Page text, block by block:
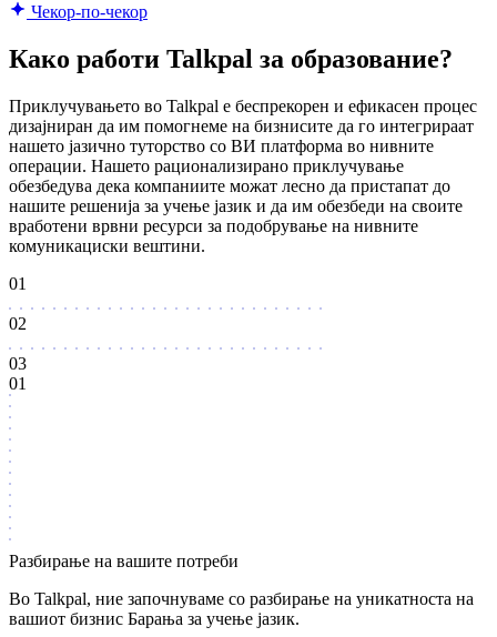
Чекор-по-чекор
Како работи Talkpal за образование?
Приклучувањето во Talkpal е беспрекорен и ефикасен процес
дизајниран да им помогнеме на бизнисите да го интегрираат
нашето јазично туторство со ВИ платформа во нивните
операции. Нашето рационализирано приклучување
обезбедува дека компаниите можат лесно да пристапат до
нашите решенија за учење јазик и да им обезбеди на своите
вработени врвни ресурси за подобрување на нивните
комуникациски вештини.
01
02
03
01
Разбирање на вашите потреби
Во Talkpal, ние започнуваме со разбирање на уникатноста на
вашиот бизнис Барања за учење јазик.